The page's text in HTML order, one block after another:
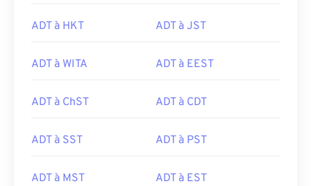
ADT à HKT ADT à JST
ADT à WITA ADT à EEST
ADT à ChST ADT à CDT
ADT à SST ADT à PST
ADT à MST ADT à EST